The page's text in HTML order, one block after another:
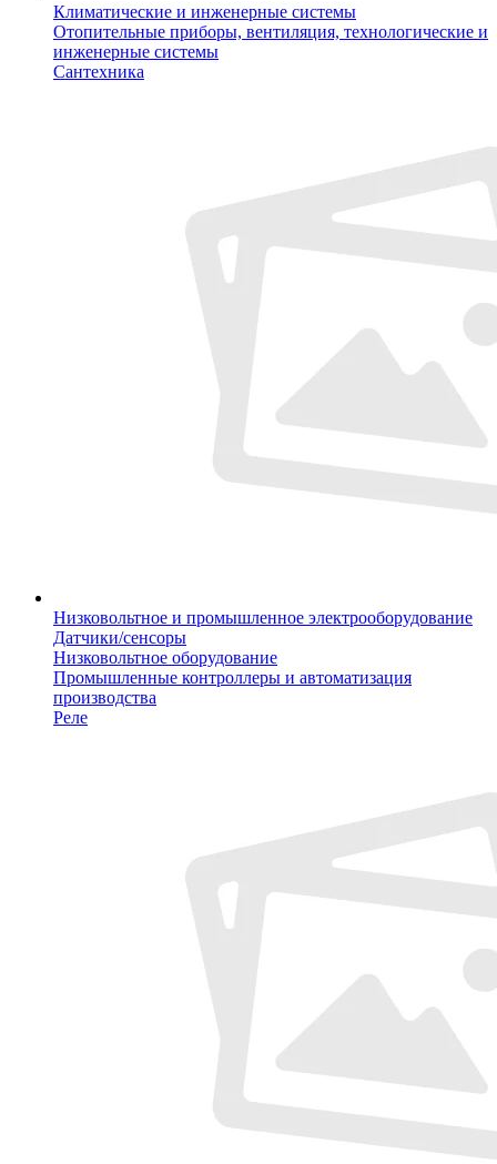
Климатические и инженерные системы
Отопительные приборы, вентиляция, технологические и
инженерные системы
Сантехника
Низковольтное и промышленное электрооборудование
Датчики/сенсоры
Низковольтное оборудование
Промышленные контроллеры и автоматизация
производства
Реле